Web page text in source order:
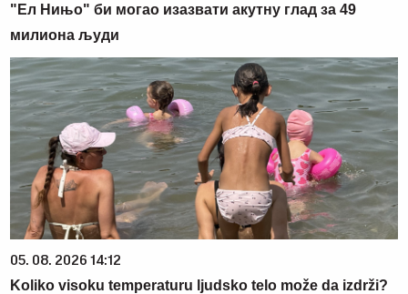
"Ел Нињо" би могао изазвати акутну глад за 49
милиона људи
05. 08. 2026 14:12
Koliko visoku temperaturu ljudsko telo može da izdrži?